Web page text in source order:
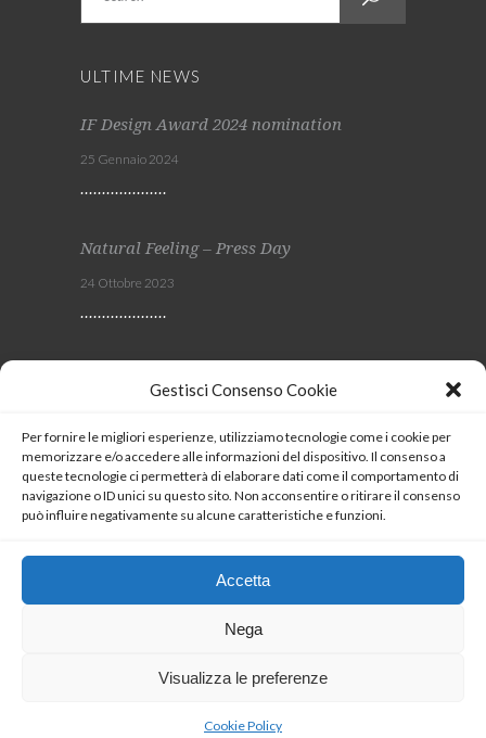
Gestisci Consenso Cookie
Per fornire le migliori esperienze, utilizziamo tecnologie come i cookie per
memorizzare e/o accedere alle informazioni del dispositivo. Il consenso a
queste tecnologie ci permetterà di elaborare dati come il comportamento di
navigazione o ID unici su questo sito. Non acconsentire o ritirare il consenso
può influire negativamente su alcune caratteristiche e funzioni.
Accetta
Nega
Visualizza le preferenze
Cookie Policy
ULTIME NEWS
IF Design Award 2024 nomination
25 Gennaio 2024
Natural Feeling – Press Day
24 Ottobre 2023
SEGUICI
Coockie Policy